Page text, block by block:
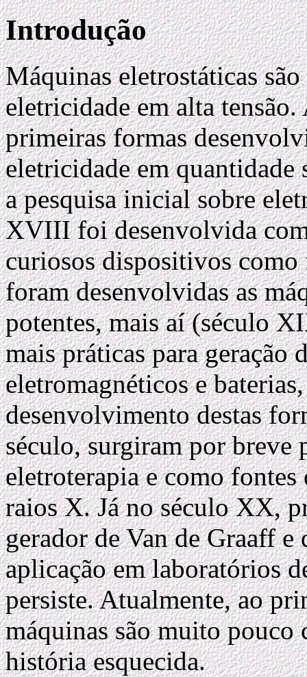
Introdução
Máquinas eletrostáticas
eletricidade em alta
primeiras formas
eletricidade em
a pesquisa inicial sobre
XVIII foi desenvolvida
curiosos dispositivos
foram desenvolvidas as
potentes, mais aí (século
mais práticas para geração
eletromagnéticos e
desenvolvimento destas
século, surgiram por breve
eletroterapia e como fontes
raios X. Já no século XX,
gerador de Van de Graaff
aplicação em laboratórios
persiste. Atualmente, ao
máquinas são muito pouco
história esquecida.